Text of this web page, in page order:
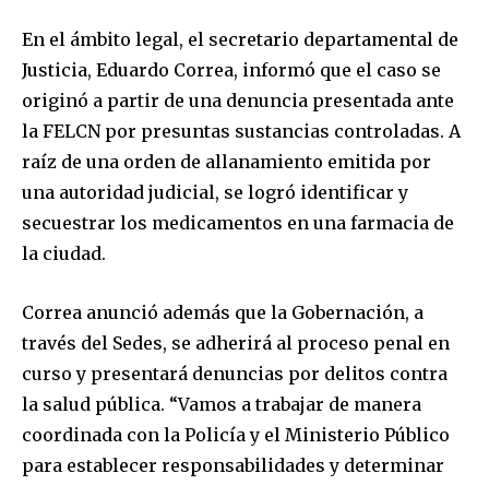
Join our community of
SUBSCRIBERS and be part of the
To subscribe, simply enter your email address on our website
or click the subscribe button below. Don't worry, we respect
your privacy and won't spam your inbox. Your information is
safe with us.
En el ámbito legal, el secretario departamental de
Justicia, Eduardo Correa, informó que el caso se
originó a partir de una denuncia presentada ante
la FELCN por presuntas sustancias controladas. A
raíz de una orden de allanamiento emitida por
una autoridad judicial, se logró identificar y
secuestrar los medicamentos en una farmacia de
la ciudad.
Correa anunció además que la Gobernación, a
través del Sedes, se adherirá al proceso penal en
curso y presentará denuncias por delitos contra
la salud pública. “Vamos a trabajar de manera
coordinada con la Policía y el Ministerio Público
para establecer responsabilidades y determinar